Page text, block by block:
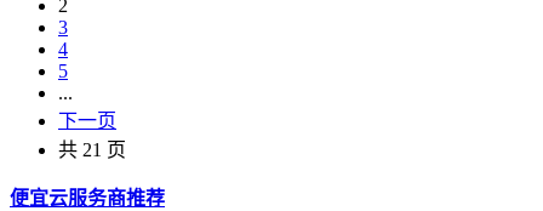
2
3
4
5
...
下一页
共 21 页
便宜云服务商推荐